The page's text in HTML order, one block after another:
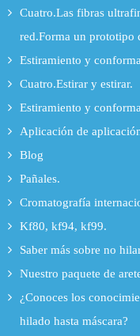
Cuatro.Las fibras
red.Forma un prototipo
Estiramiento y
Cuatro.Estirar y estirar.
Estiramiento y
Aplicación de
Blog
Pañales.
Cromatografía
Kf80, kf94, kf99.
Saber más sobre no
Nuestro paquete de
¿Conoces los
hilado hasta máscara?